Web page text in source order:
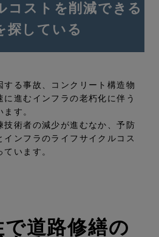
コストを削減できる
探している
する事故、コンクリート構造物
進むインフラの老朽化に伴う
す。
技術者の減少が進むなか、予防
ンフラのライフサイクルコス
います。
道路修繕の